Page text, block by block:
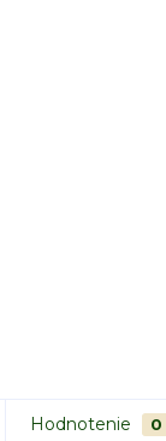
Hodnotenie 0